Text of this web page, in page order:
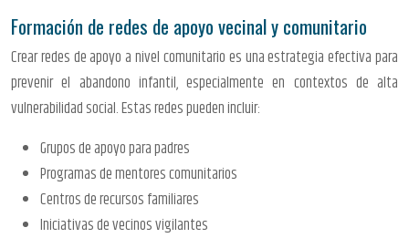
Formación de redes de apoyo vecinal y comunitario
Crear redes de apoyo a nivel comunitario es una estrategia efectiva para
prevenir el abandono infantil, especialmente en contextos de alta
vulnerabilidad social. Estas redes pueden incluir:
Grupos de apoyo para padres
Programas de mentores comunitarios
Centros de recursos familiares
Iniciativas de vecinos vigilantes